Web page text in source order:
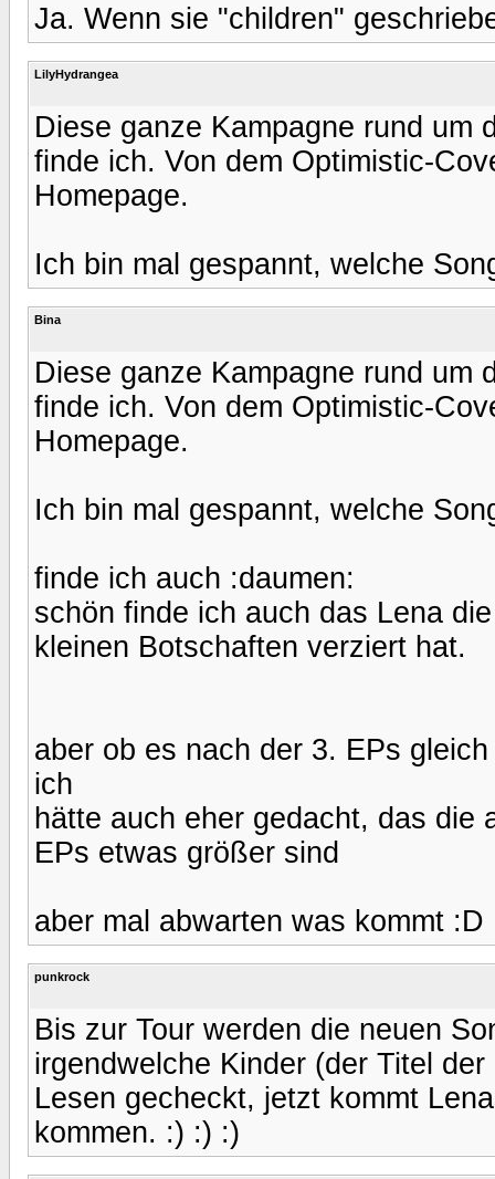
Ja. Wenn sie "children"
LilyHydrangea
Diese ganze Kampagne rund um
finde ich. Von dem Optimistic-
Homepage.
Ich bin mal gespannt, welche
Bina
Diese ganze Kampagne rund um
finde ich. Von dem Optimistic-
Homepage.
Ich bin mal gespannt, welche
finde ich auch :daumen:
schön finde ich auch das Lena
kleinen Botschaften verziert hat.
aber ob es nach der 3. EPs
ich
hätte auch eher gedacht, das die
EPs etwas größer sind
aber mal abwarten was kommt :D
punkrock
Bis zur Tour werden die neuen
irgendwelche Kinder (der Titel
Lesen gecheckt, jetzt kommt
kommen. :) :) :)